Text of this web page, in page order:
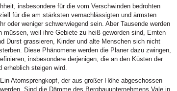
insbesondere für die vom Verschwinden bedrohten
für die am stärksten vernachlässigten und ärmsten
oder weniger schwerwiegend sein. Aber Tausende werden
müssen, weil ihre Gebiete zu heiß geworden sind, Ernten
Durst grassieren, Kinder und alte Menschen sich nicht
Diese Phänomene werden die Planer dazu zwingen,
insbesondere derjenigen, die an den Küsten der
erheblich steigen wird.
Atomsprengkopf, der aus großer Höhe abgeschossen
Sind die Dämme des Bergbauunternehmens Vale in